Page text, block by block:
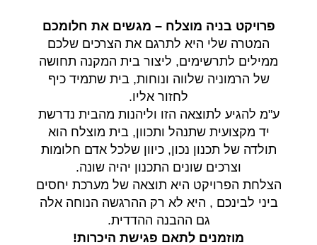
פרויקט בניה מוצלח – מגשים את חלומכם
המטרה שלי היא לתרגם את הצרכים שלכם
ממילים לתרשימים, ליצור בית המקנה תחושה
של הרמוניה שלווה ונוחות, בית שתמיד כיף
לחזור אליו.
ע"מ להגיע לתוצאה הזו וליהנות מהבית נדרשת
יד מקצועית שתנהל ותכוון, בית מוצלח הוא
תולדה של תכנון נכון, כיוון שלכל אדם חלומות
וצרכים שונים התכנון יהיה שונה.
הצלחת הפרויקט היא תוצאה של מערכת יחסים
ביני לבינכם , היא לא רק ההרגשה הנוחה אלה
גם ההבנה ההדדית.
מוזמנים לתאם פגישת היכרות!